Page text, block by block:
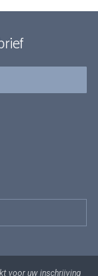
voor uw inschrijving